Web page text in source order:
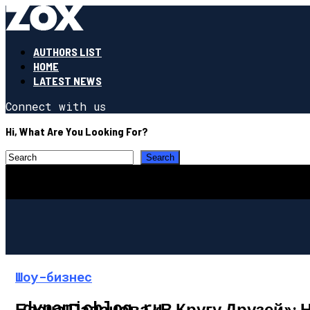
AUTHORS LIST
HOME
LATEST NEWS
Connect with us
Hi, What Are You Looking For?
Шоу-бизнес